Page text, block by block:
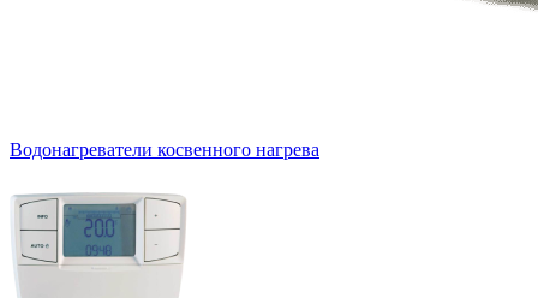
Водонагреватели косвенного нагрева